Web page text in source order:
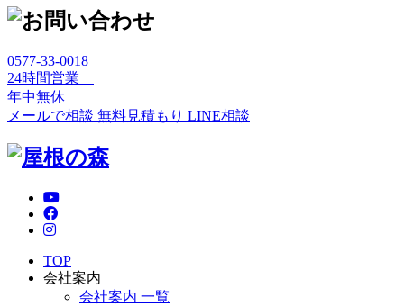
0577-33-0018
24時間営業
年中無休
メールで相談 無料見積もり LINE相談
TOP
会社案内
会社案内 一覧